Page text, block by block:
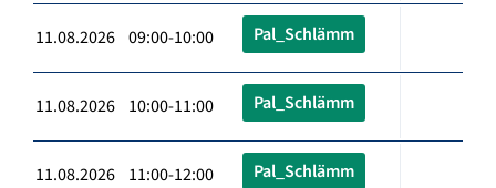
11.08.2026 09:00-10:00 Pal_Schlämm
11.08.2026 10:00-11:00 Pal_Schlämm
11.08.2026 11:00-12:00 Pal_Schlämm